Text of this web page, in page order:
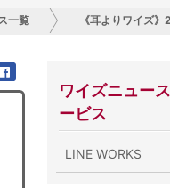
一覧 《耳よりワイズ
ワイズニュー
ービス
LINE WORKS